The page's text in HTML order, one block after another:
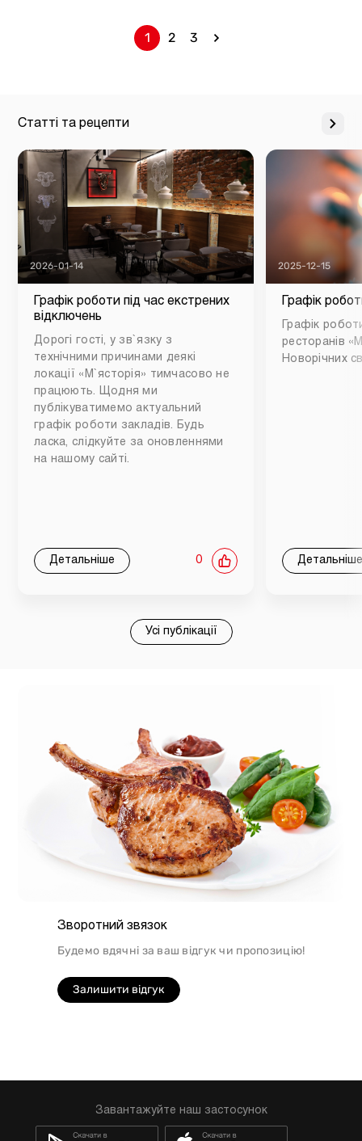
1 2 3
Статті та рецепти
2026-01-14
Графік роботи під час екстрених
відключень
Дорогі гості, у зв`язку з
технічними причинами деякі
локації «М`ясторія» тимчасово не
працюють. Щодня ми
публікуватимемо актуальний
графік роботи закладів. Будь
ласка, слідкуйте за оновленнями
на нашому сайті.
Детальніше 0
2025-12-15
Графік
Графік
ресторанів
Новорічних
Детальніше
Усі публікації
Зворотний звязок
Будемо вдячні за ваш відгук чи пропозицію!
Залишити відгук
Завантажуйте наш застосунок